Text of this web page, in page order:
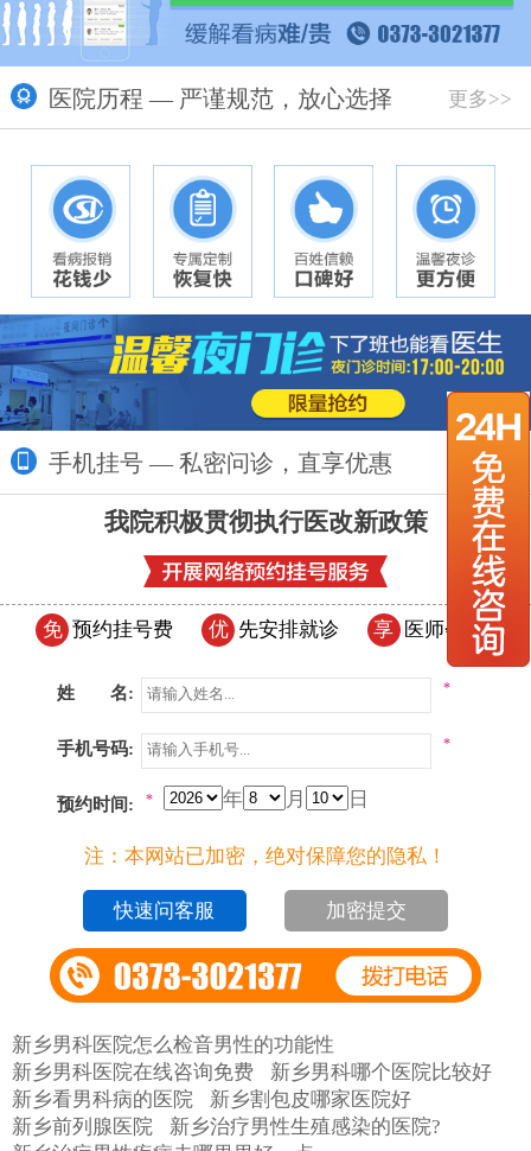
医院历程 — 严谨规范，放心选择 更多>>
手机挂号 — 私密问诊，直享优惠 更多>>
我院积极贯彻执行医改新政策
免 预约挂号费 优 先安排就诊 享 医师会诊
姓 名: *
手机号码: *
预约时间: 年 月 日
*
注：本网站已加密，绝对保障您的隐私！
加密提交
新乡男科医院怎么检音男性的功能性
新乡男科医院在线咨询免费
新乡男科哪个医院比较好
新乡看男科病的医院
新乡割包皮哪家医院好
新乡前列腺医院
新乡治疗男性生殖感染的医院?